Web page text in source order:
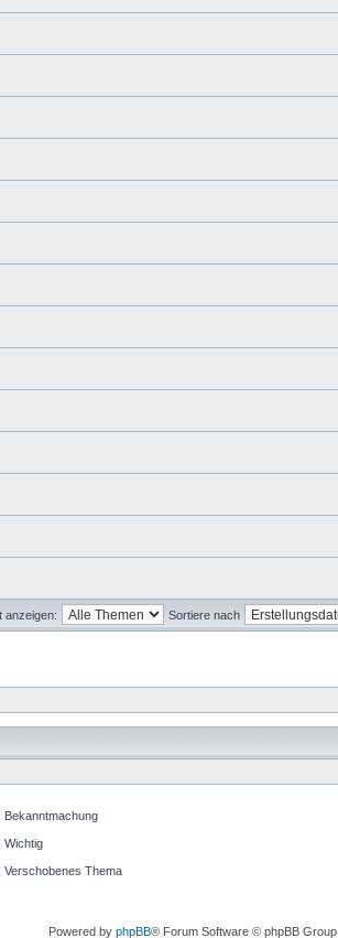
anzeigen: Sortiere nach
Bekanntmachung
Wichtig
Verschobenes Thema
Powered by phpBB® Forum Software © phpBB Group